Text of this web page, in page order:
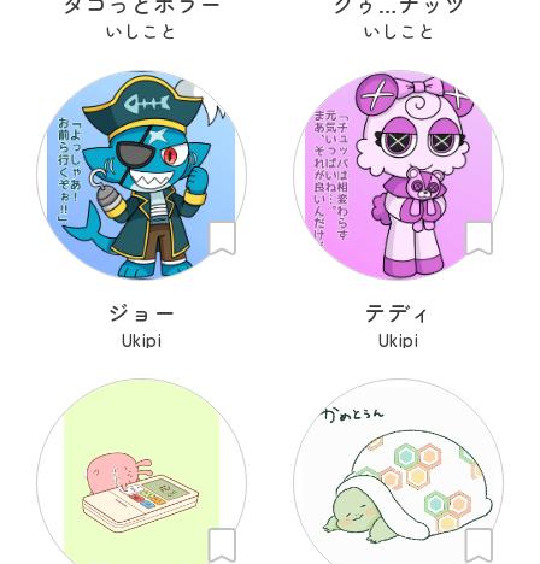
いしこと いしこと
ジョー
Ukipi
テディ
Ukipi